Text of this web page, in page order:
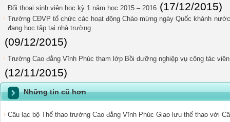
Đối thoại sinh viên học kỳ 1 năm học 2015 – 2016 (17/12/2015)
Trường CĐVP tổ chức các hoạt động Chào mừng ngày Quốc khánh
đang học tập tại nhà trường
(09/12/2015)
Trường Cao đẳng Vĩnh Phúc tham lớp Bồi dưỡng nghiệp vụ công tác
(12/11/2015)
Những tin cũ hơn
Câu lạc bộ Thể thao trường Cao đẳng Vĩnh Phúc Giao lưu thể thao với